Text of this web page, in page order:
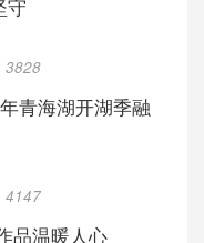
守
3828
青海湖开湖季融
4147
品温暖人心